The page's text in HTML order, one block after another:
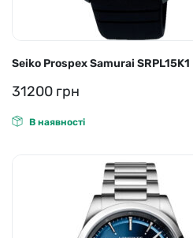
Seiko Prospex Samurai SRPL15K1
31200 грн
В наявності